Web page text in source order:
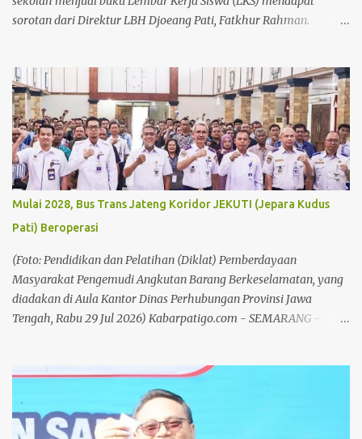
sorotan dari Direktur LBH Djoeang Pati, Fatkhur Rahman.
solusi yang jelas bagi sekolah maupun siswa. Fatkhur Rahman
yang juga menjabat sebagai Ketua Paguyuban Wali Murid di
salah satu SMP Negeri di Kabupaten Pati menilai, larangan
penjualan buku LKS seharusnya diikuti dengan langkah konkret
dari Dinas Pendidikan agar proses belajar mengajar tidak
terganggu. "Kalau memang sekolah dilarang menjual buku LKS,
maka Dinas Pendidikan harus menindaklanjutinya dengan
memberikan buku LKS secara gratis kepada siswa. Jangan hanya
melarang, tetapi tidak memberikan solusi," kata Fatkhur
Rahman, Jumat (31/7/26). Baca juga: Plt Bupati Ajak Masyarakat
Semarakkan Hari Jadi ke 703 Pati Baca juga: Memas...
Mulai 2028, Bus Trans Jateng Koridor JEKUTI (Jepara Kudus
Pati) Beroperasi
(Foto: Pendidikan dan Pelatihan (Diklat) Pemberdayaan
Masyarakat Pengemudi Angkutan Barang Berkeselamatan, yang
diadakan di Aula Kantor Dinas Perhubungan Provinsi Jawa
Tengah, Rabu 29 Jul 2026) Kabarpatigo.com - SEMARANG -
wilayahnya. Dimana, kelancaran transportasi memiliki kaitan
erat dengan pengendalian inflasi di daerah. Perluasan Angkutan
massal di Jateng, rencananya akan dioperasikan koridor Gelang
Manggung yang menghubungkan wilayah Kabupaten Magelang,